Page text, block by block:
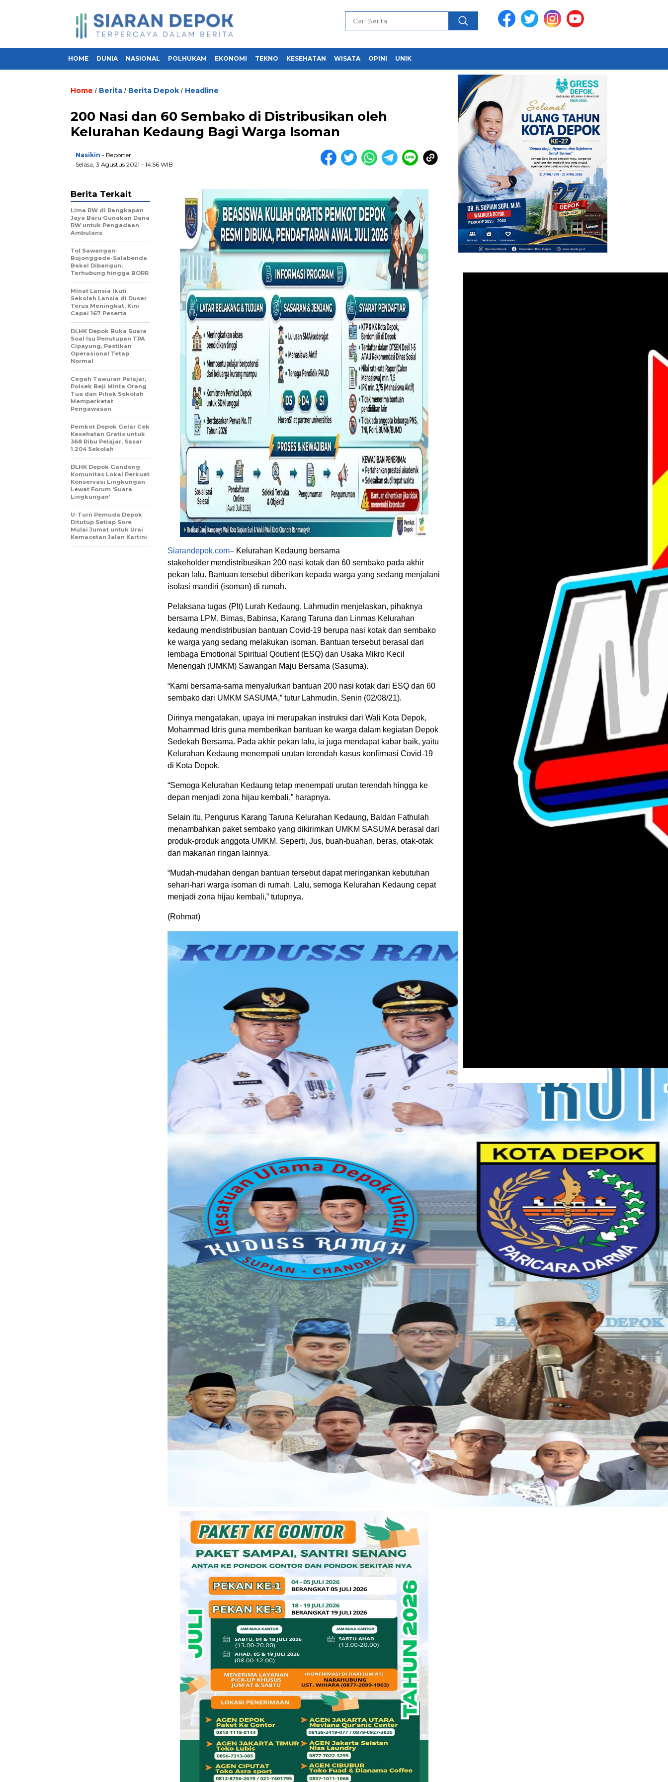
HOME DUNIA NASIONAL POLHUKAM EKONOMI TEKNO KESEHATAN WISATA OPINI UNIK
Home / Berita / Berita Depok / Headline
200 Nasi dan 60 Sembako di Distribusikan oleh
Kelurahan Kedaung Bagi Warga Isoman
Nasikin - Reporter
Selasa, 3 Agustus 2021 - 14:56 WIB
Siarandepok.com– Kelurahan Kedaung bersama
stakeholder mendistribusikan 200 nasi kotak dan 60 sembako pada akhir
pekan lalu. Bantuan tersebut diberikan kepada warga yang sedang menjalani
isolasi mandiri (isoman) di rumah.
Pelaksana tugas (Plt) Lurah Kedaung, Lahmudin menjelaskan, pihaknya
bersama LPM, Bimas, Babinsa, Karang Taruna dan Linmas Kelurahan
kedaung mendistribusian bantuan Covid-19 berupa nasi kotak dan sembako
ke warga yang sedang melakukan isoman. Bantuan tersebut berasal dari
lembaga Emotional Spiritual Qoutient (ESQ) dan Usaka Mikro Kecil
Menengah (UMKM) Sawangan Maju Bersama (Sasuma).
“Kami bersama-sama menyalurkan bantuan 200 nasi kotak dari ESQ dan 60
sembako dari UMKM SASUMA,” tutur Lahmudin, Senin (02/08/21).
Dirinya mengatakan, upaya ini merupakan instruksi dari Wali Kota Depok,
Mohammad Idris guna memberikan bantuan ke warga dalam kegiatan Depok
Sedekah Bersama. Pada akhir pekan lalu, ia juga mendapat kabar baik, yaitu
Kelurahan Kedaung menempati urutan terendah kasus konfirmasi Covid-19
di Kota Depok.
“Semoga Kelurahan Kedaung tetap menempati urutan terendah hingga ke
depan menjadi zona hijau kembali,” harapnya.
Selain itu, Pengurus Karang Taruna Kelurahan Kedaung, Baldan Fathulah
menambahkan paket sembako yang dikirimkan UMKM SASUMA berasal dari
produk-produk anggota UMKM. Seperti, Jus, buah-buahan, beras, otak-otak
dan makanan ringan lainnya.
“Mudah-mudahan dengan bantuan tersebut dapat meringankan kebutuhan
sehari-hari warga isoman di rumah. Lalu, semoga Kelurahan Kedaung cepat
menjadi zona hijau kembali,” tutupnya.
(Rohmat)
Berita Terkait
Lima RW di Rangkapan
Jaya Baru Gunakan Dana
RW untuk Pengadaan
Ambulans
Tol Sawangan-
Bojonggede-Salabenda
Bakal Dibangun,
Terhubung hingga BORR
Minat Lansia Ikuti
Sekolah Lansia di Duser
Terus Meningkat, Kini
Capai 167 Peserta
DLHK Depok Buka Suara
Soal Isu Penutupan TPA
Cipayung, Pastikan
Operasional Tetap
Normal
Cegah Tawuran Pelajar,
Polsek Beji Minta Orang
Tua dan Pihak Sekolah
Memperketat
Pengawasan
Pemkot Depok Gelar Cek
Kesehatan Gratis untuk
368 Ribu Pelajar, Sasar
1.204 Sekolah
DLHK Depok Gandeng
Komunitas Lokal Perkuat
Konservasi Lingkungan
Lewat Forum ‘Suara
Lingkungan’
U-Turn Pemuda Depok
Ditutup Setiap Sore
Mulai Jumat untuk Urai
Kemacetan Jalan Kartini